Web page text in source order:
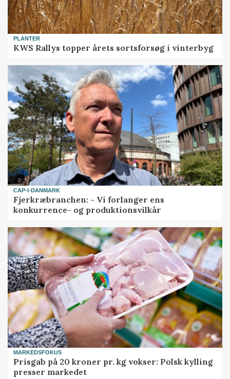
PLANTER
KWS Rallys topper årets sortsforsøg i vinterbyg
CAP-I-DANMARK
Fjerkræbranchen: - Vi forlanger ens
konkurrence- og produktionsvilkår
MARKEDSFOKUS
Prisgab på 20 kroner pr. kg vokser: Polsk kylling
presser markedet